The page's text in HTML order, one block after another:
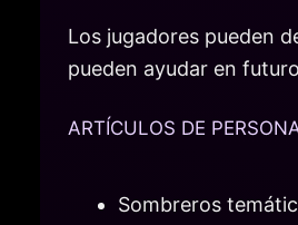
Los jugadores pueden
pueden ayudar en
ARTÍCULOS DE
Sombreros